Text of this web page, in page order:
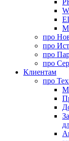
про
про
про
про
Клиентам
про